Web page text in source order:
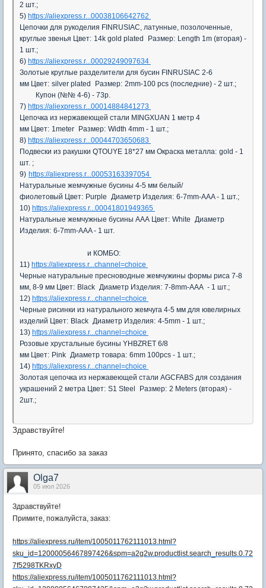
2 шт.;
5) https://aliexpress.r...00038106642762
Цепочки для рукоделия FINRUSIAC, латунные, позолоченные,
круглые звенья Цвет: 14k gold plated Размер: Length 1m (вторая) -
1 шт.;
6) https://aliexpress.r...00029249097634
Золотые круглые разделители для бусин FINRUSIAC 2-6
мм Цвет: silver plated Размер: 2mm-100 pcs (последние) - 2 шт.;
Купон (№№ 4-6) - 73р.
7) https://aliexpress.r...00014884841273
Цепочка из нержавеющей стали MINGXUAN 1 метр 4
мм Цвет: 1meter Размер: Width 4mm - 1 шт.;
8) https://aliexpress.r...00044703650683
Подвески из ракушки QTOUYE 18*27 мм Окраска металла: gold - 1
шт. ;
9) https://aliexpress.r...00053163397054
Натуральные жемчужные бусины 4-5 мм белый/
фиолетовый Цвет: Purple Диаметр Изделия: 6-7mm-AAA - 1 шт.;
10) https://aliexpress.r...00041801949365
Натуральные жемчужные бусины AAA Цвет: White Диаметр
Изделия: 6-7mm-AAA - 1 шт.
и КОМБО:
11) https://aliexpress.r...channel=choice
Черные натуральные пресноводные жемчужины формы риса 7-8
мм, 8-9 мм Цвет: Black Диаметр Изделия: 7-8mm-AAA - 1 шт.;
12) https://aliexpress.r...channel=choice
Черные рисинки из натурального жемчуга 4-5 мм для ювелирных
изделий Цвет: Black Диаметр Изделия: 4-5mm - 1 шт.;
13) https://aliexpress.r...channel=choice
Розовые хрустальные бусины YHBZRET 6/8
мм Цвет: Pink Диаметр товара: 6mm 100pcs - 1 шт.;
14) https://aliexpress.r...channel=choice
Золотая цепочка из нержавеющей стали AGCFABS для создания
украшений 2 метра Цвет: S1 Steel Размер: 2 Meters (вторая) -
2шт.;
Здравствуйте!
Принято, спасибо за заказ
Olga7
05 июл 2026
Здравствуйте!
Примите, пожалуйста, заказ:
https://aliexpress.ru/item/1005011762111013.html?
sku_id=12000056467897426&spm=a2g2w.productlist.search_results.0.72
7f5298TKRxyD
https://aliexpress.ru/item/1005011762111013.html?